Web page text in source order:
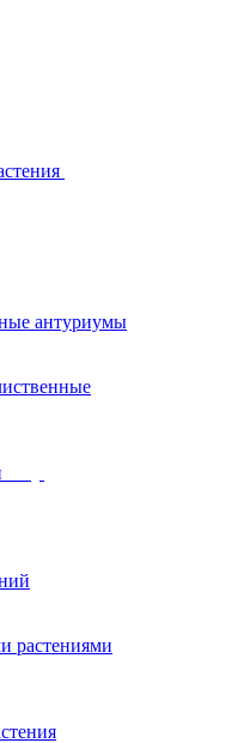
антуриумы
растениями